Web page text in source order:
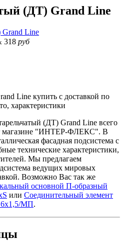
(ДТ) Grand Line
318 руб
Line купить с доставкой по
характеристики
(ДТ) Grand Line всего
магазине "ИНТЕР-ФЛЕКС". В
фасадная подсистема с
технические характеристики,
Мы предлагаем
ведущих мировых
Возможно Вас так же
основной П-образный
или Соединительный элемент
МП.